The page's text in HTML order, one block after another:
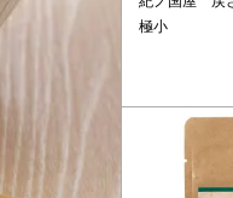
極小